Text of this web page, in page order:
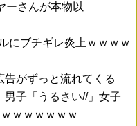
ーさんが本物以
にブチギレ炎上ｗｗｗｗ
がずっと流れてくる
男子「うるさい//」女子
ｗｗｗｗｗｗ